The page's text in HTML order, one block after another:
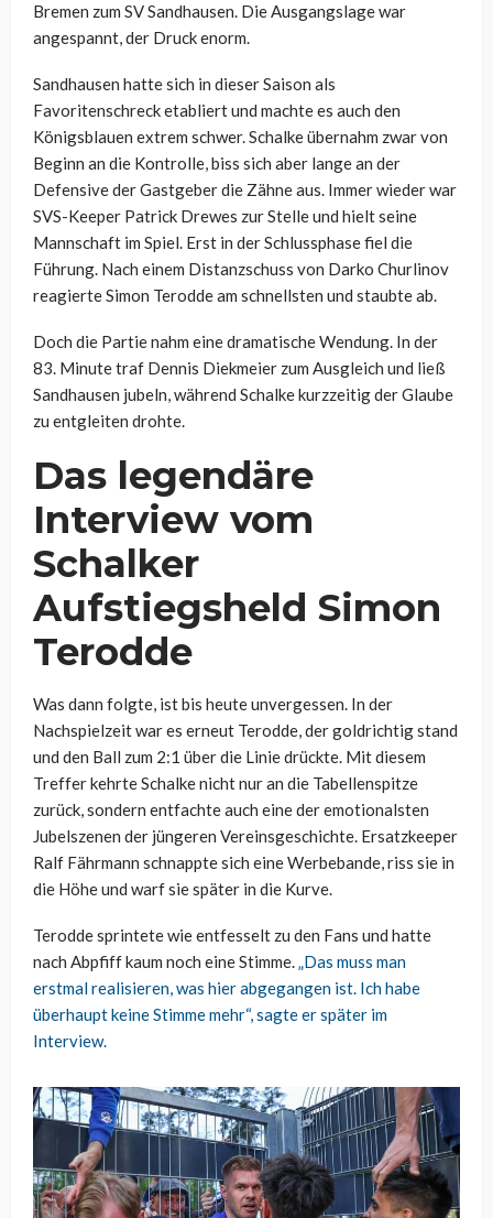
Bremen zum SV Sandhausen. Die Ausgangslage war
angespannt, der Druck enorm.
Sandhausen hatte sich in dieser Saison als
Favoritenschreck etabliert und machte es auch den
Königsblauen extrem schwer. Schalke übernahm zwar von
Beginn an die Kontrolle, biss sich aber lange an der
Defensive der Gastgeber die Zähne aus. Immer wieder war
SVS-Keeper Patrick Drewes zur Stelle und hielt seine
Mannschaft im Spiel. Erst in der Schlussphase fiel die
Führung. Nach einem Distanzschuss von Darko Churlinov
reagierte Simon Terodde am schnellsten und staubte ab.
Doch die Partie nahm eine dramatische Wendung. In der
83. Minute traf Dennis Diekmeier zum Ausgleich und ließ
Sandhausen jubeln, während Schalke kurzzeitig der Glaube
zu entgleiten drohte.
Das legendäre
Interview vom
Schalker
Aufstiegsheld Simon
Terodde
Was dann folgte, ist bis heute unvergessen. In der
Nachspielzeit war es erneut Terodde, der goldrichtig stand
und den Ball zum 2:1 über die Linie drückte. Mit diesem
Treffer kehrte Schalke nicht nur an die Tabellenspitze
zurück, sondern entfachte auch eine der emotionalsten
Jubelszenen der jüngeren Vereinsgeschichte. Ersatzkeeper
Ralf Fährmann schnappte sich eine Werbebande, riss sie in
die Höhe und warf sie später in die Kurve.
Terodde sprintete wie entfesselt zu den Fans und hatte
nach Abpfiff kaum noch eine Stimme.„Das muss man
erstmal realisieren, was hier abgegangen ist. Ich habe
überhaupt keine Stimme mehr“, sagte er später im
Interview.